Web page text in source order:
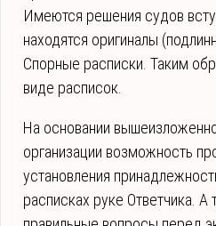
Имеются решения судов
находятся оригиналы
Спорные расписки. Таким
виде расписок.
На основании
организации возможность
установления
расписках руке Ответчика.